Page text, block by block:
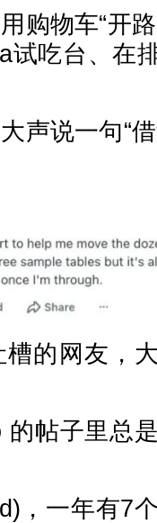
购物车“开
试吃台、在
声说一句“
的网友，
的帖子里总
，一年有7